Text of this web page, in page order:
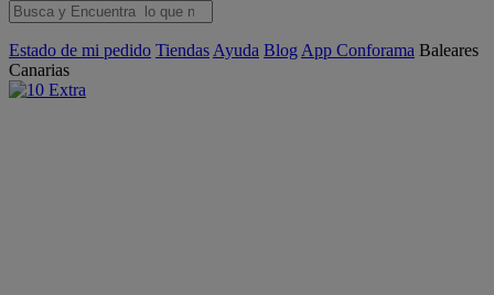
Estado de mi pedido Tiendas Ayuda Blog App Conforama Baleares
Canarias